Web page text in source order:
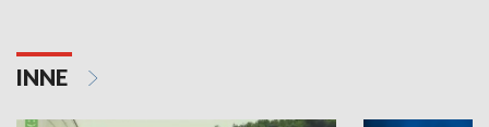
INNE